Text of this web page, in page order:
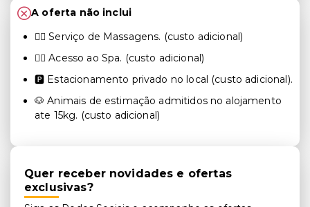
A oferta não inclui
💆‍♂️ Serviço de Massagens. (custo adicional)
💆‍♂️ Acesso ao Spa. (custo adicional)
🅿️ Estacionamento privado no local (custo adicional).
🐶 Animais de estimação admitidos no alojamento
ate 15kg. (custo adicional)
Quer receber novidades e ofertas
exclusivas?